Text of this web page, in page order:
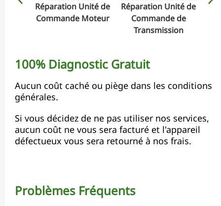
Réparation Unité de
Commande Moteur
Réparation Unité de
Commande de
Transmission
100% Diagnostic Gratuit
Aucun coût caché ou piège dans les conditions
générales.
Si vous décidez de ne pas utiliser nos services,
aucun coût ne vous sera facturé et l'appareil
défectueux vous sera retourné à nos frais.
Problèmes Fréquents